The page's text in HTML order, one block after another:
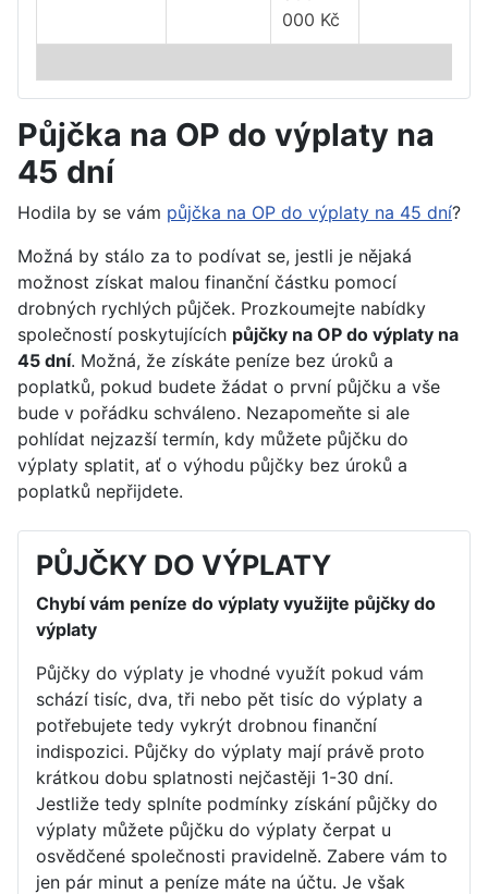
000 Kč
Půjčka na OP do výplaty na
45 dní
Hodila by se vám půjčka na OP do výplaty na 45 dní?
Možná by stálo za to podívat se, jestli je nějaká
možnost získat malou finanční částku pomocí
drobných rychlých půjček. Prozkoumejte nabídky
společností poskytujících půjčky na OP do výplaty na
45 dní. Možná, že získáte peníze bez úroků a
poplatků, pokud budete žádat o první půjčku a vše
bude v pořádku schváleno. Nezapomeňte si ale
pohlídat nejzazší termín, kdy můžete půjčku do
výplaty splatit, ať o výhodu půjčky bez úroků a
poplatků nepřijdete.
PŮJČKY DO VÝPLATY
Chybí vám peníze do výplaty využijte půjčky do
výplaty
Půjčky do výplaty je vhodné využít pokud vám
schází tisíc, dva, tři nebo pět tisíc do výplaty a
potřebujete tedy vykrýt drobnou finanční
indispozici. Půjčky do výplaty mají právě proto
krátkou dobu splatnosti nejčastěji 1-30 dní.
Jestliže tedy splníte podmínky získání půjčky do
výplaty můžete půjčku do výplaty čerpat u
osvědčené společnosti pravidelně. Zabere vám to
jen pár minut a peníze máte na účtu. Je však